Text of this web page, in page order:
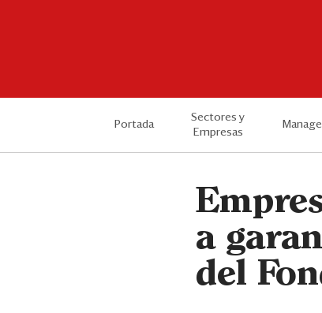
Portada
Sectores y
Empresas
a
del